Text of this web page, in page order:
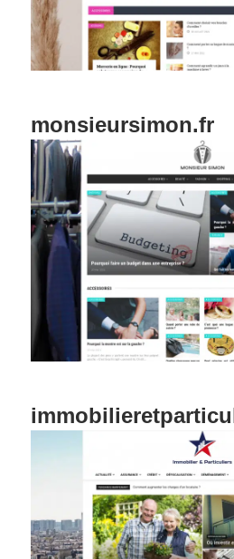
monsieursimon.fr